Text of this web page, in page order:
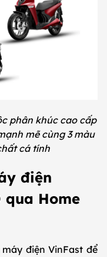
phân khúc cao cấp
mẽ cùng 3 màu
cá tính
điện
Home
điện VinFast để